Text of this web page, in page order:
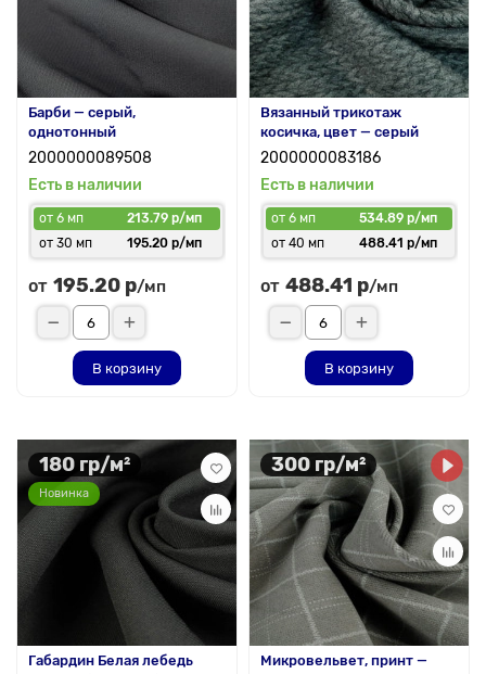
Барби — серый,
однотонный
2000000089508
Есть в наличии
от 6 мп
213.79 р/мп
от 30 мп
195.20 р/мп
от 195.20 р/мп
В корзину
Вязанный трикотаж
косичка, цвет — серый
2000000083186
Есть в наличии
от 6 мп
534.89 р/мп
от 40 мп
488.41 р/мп
от 488.41 р/мп
В корзину
180 гр/м²
Новинка
Габардин Белая лебедь
300 гр/м²
Микровельвет, принт —